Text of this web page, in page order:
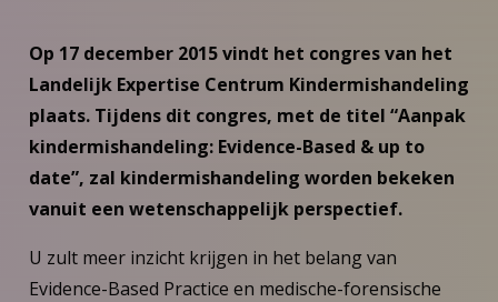
Op 17 december 2015 vindt het congres van het
Landelijk Expertise Centrum Kindermishandeling
plaats. Tijdens dit congres, met de titel “Aanpak
kindermishandeling: Evidence-Based & up to
date”, zal kindermishandeling worden bekeken
vanuit een wetenschappelijk perspectief.
U zult meer inzicht krijgen in het belang van
Evidence-Based Practice en medische-forensische